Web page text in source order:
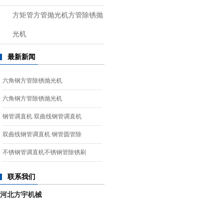
方矩管方管抛光机方管除锈抛
光机
最新新闻
六角钢方管除锈抛光机
六角钢方管除锈抛光机
钢管调直机 双曲线钢管调直机
双曲线钢管调直机 钢管圆管除
不锈钢管调直机不锈钢管除锈刷
联系我们
河北方宇机械